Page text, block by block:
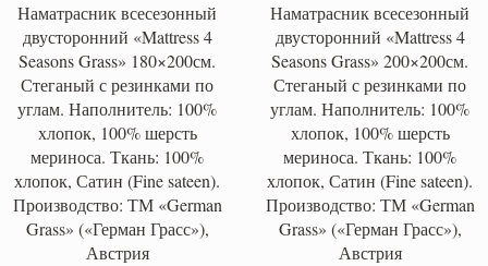
Наматрасник всесезонный
двусторонний «Mattress 4
Seasons Grass» 180×200см.
Стеганый с резинками по
углам. Наполнитель: 100%
хлопок, 100% шерсть
мериноса. Ткань: 100%
хлопок, Сатин (Fine sateen).
Производство: ТМ «German
Grass» («Герман Грасс»),
Австрия
Наматрасник всесезонный
двусторонний «Mattress 4
Seasons Grass» 200×200см.
Стеганый с резинками по
углам. Наполнитель: 100%
хлопок, 100% шерсть
мериноса. Ткань: 100%
хлопок, Сатин (Fine sateen).
Производство: ТМ «German
Grass» («Герман Грасс»),
Австрия